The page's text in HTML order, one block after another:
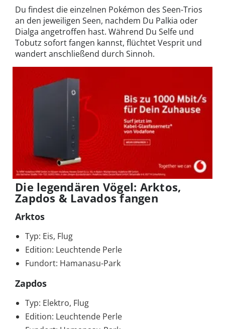
Du findest die einzelnen Pokémon des Seen-Trios
an den jeweiligen Seen, nachdem Du Palkia oder
Dialga angetroffen hast. Während Du Selfe und
Tobutz sofort fangen kannst, flüchtet Vesprit und
wandert anschließend durch Sinnoh.
Die legendären Vögel: Arktos,
Zapdos & Lavados fangen
Arktos
Typ: Eis, Flug
Edition: Leuchtende Perle
Fundort: Hamanasu-Park
Zapdos
Typ: Elektro, Flug
Edition: Leuchtende Perle